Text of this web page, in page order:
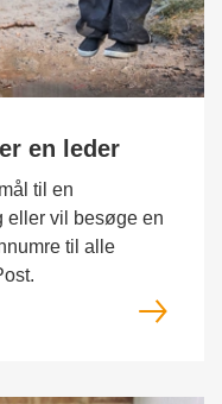
en leder
til en
eller vil besøge en
til alle